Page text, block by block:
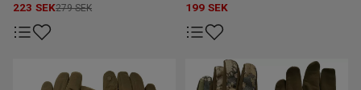
223 SEK279 SEK 199 SEK